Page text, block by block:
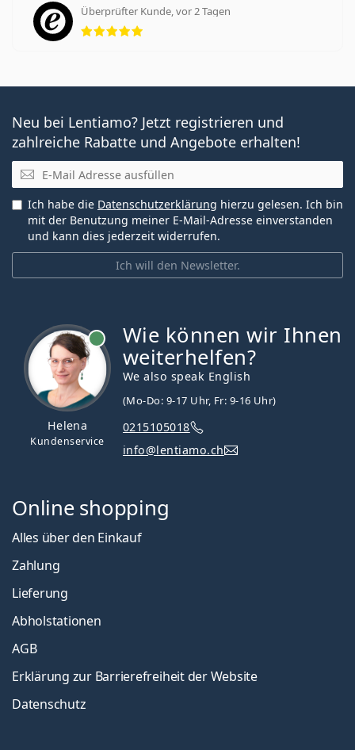
Überprüfter Kunde, vor 2 Tagen
Bewertung 5 aus 5
Neu bei Lentiamo? Jetzt registrieren und
zahlreiche Rabatte und Angebote erhalten!
E-Mail
Ich will den Newsletter.
Ich habe die Datenschutzerklärung hierzu gelesen. Ich bin
mit der Benutzung meiner E-Mail-Adresse einverstanden
und kann dies jederzeit widerrufen.
Helena
Kundenservice
Wie können wir Ihnen
weiterhelfen?
We also speak English
(Mo-Do: 9-17 Uhr, Fr: 9-16 Uhr)
0215105018
info@lentiamo.ch
Online shopping
Alles über den Einkauf
Zahlung
Lieferung
Abholstationen
AGB
Erklärung zur Barrierefreiheit der Website
Datenschutz